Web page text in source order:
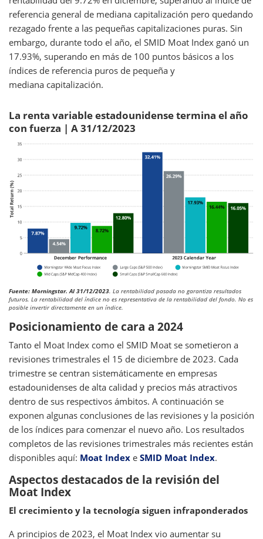
referencia general de mediana capitalización pero quedando
rezagado frente a las pequeñas capitalizaciones puras. Sin
embargo, durante todo el año, el SMID Moat Index ganó un
17.93%, superando en más de 100 puntos básicos a los
índices de referencia puros de pequeña y
mediana capitalización.
La renta variable estadounidense termina el año
con fuerza | A 31/12/2023
Fuente: Morningstar. Al 31/12/2023. La rentabilidad pasada no garantiza resultados
futuros. La rentabilidad del índice no es representativa de la rentabilidad del fondo. No es
posible invertir directamente en un índice.
Posicionamiento de cara a 2024
Tanto el Moat Index como el SMID Moat se sometieron a
revisiones trimestrales el 15 de diciembre de 2023. Cada
trimestre se centran sistemáticamente en empresas
estadounidenses de alta calidad y precios más atractivos
dentro de sus respectivos ámbitos. A continuación se
exponen algunas conclusiones de las revisiones y la posición
de los índices para comenzar el nuevo año. Los resultados
completos de las revisiones trimestrales más recientes están
disponibles aquí: Moat Index e SMID Moat Index.
Aspectos destacados de la revisión del
Moat Index
El crecimiento y la tecnología siguen infraponderados
A principios de 2023, el Moat Index vio aumentar su